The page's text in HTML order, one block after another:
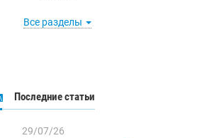
Все разделы
Последние статьи
29/07/26